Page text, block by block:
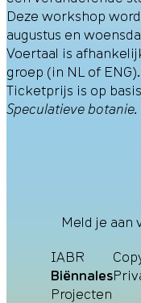
Deze workshop
augustus en
Voertaal is
groep (in NL of ENG).
Ticketprijs is op
Speculatieve
Meld je
IABR
Biënnales
Projecten